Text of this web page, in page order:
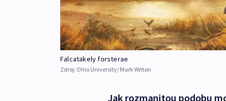
Falcatakely forsterae
Zdroj: Ohio University/ Mark Witton
Jak rozmanitou podobu